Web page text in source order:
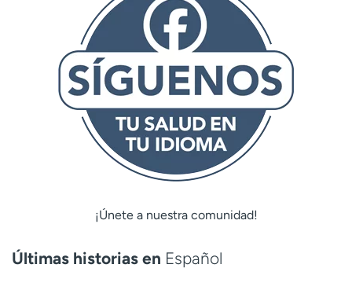
¡Únete a nuestra comunidad!
Últimas historias en Español